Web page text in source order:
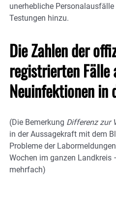
unerhebliche
Testungen hinzu.
Die Zahlen der
registrierten Fälle
Neuinfektionen in
(Die Bemerkung Differenz zur
in der Aussagekraft mit dem
Probleme der
Wochen im ganzen Landkreis
mehrfach)